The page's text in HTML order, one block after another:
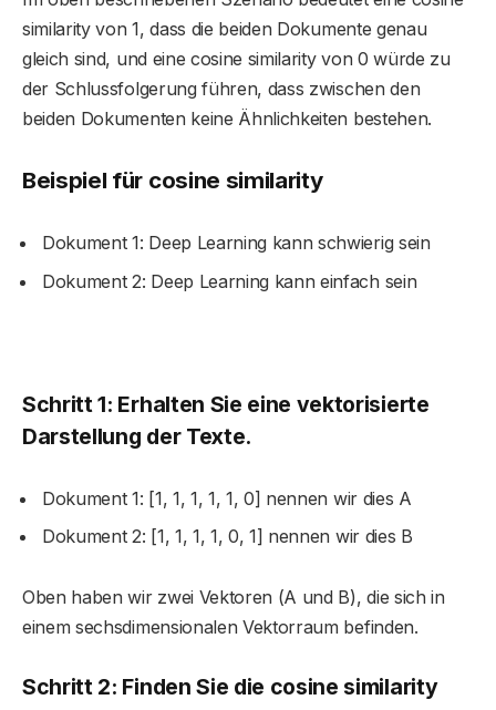
similarity von 1, dass die beiden Dokumente genau
gleich sind, und eine cosine similarity von 0 würde zu
der Schlussfolgerung führen, dass zwischen den
beiden Dokumenten keine Ähnlichkeiten bestehen.
Beispiel für cosine similarity
Dokument 1: Deep Learning kann schwierig sein
Dokument 2: Deep Learning kann einfach sein
Schritt 1: Erhalten Sie eine vektorisierte
Darstellung der Texte.
Dokument 1: [1, 1, 1, 1, 1, 0] nennen wir dies A
Dokument 2: [1, 1, 1, 1, 0, 1] nennen wir dies B
Oben haben wir zwei Vektoren (A und B), die sich in
einem sechsdimensionalen Vektorraum befinden.
Schritt 2: Finden Sie die cosine similarity